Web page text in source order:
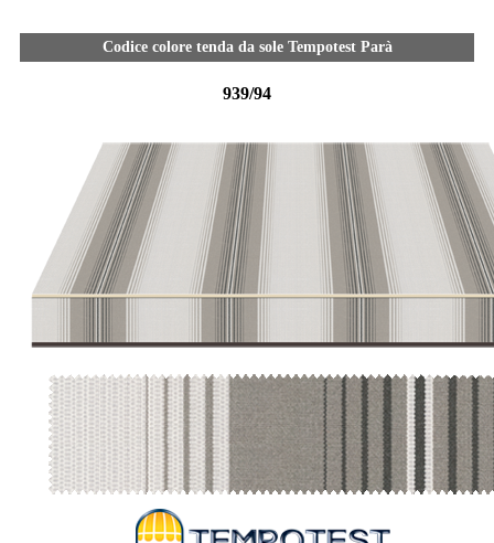
Codice colore tenda da sole Tempotest Parà
939/94